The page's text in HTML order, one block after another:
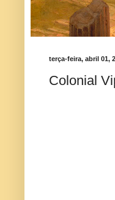
terça-feira, abril 01,
Colonial